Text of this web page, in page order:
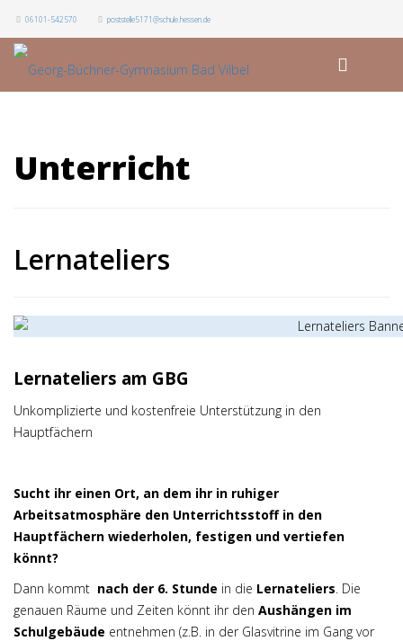
06101-542570 poststelle5171@schule.hessen.de
Unterricht
Lernateliers
Lernateliers am GBG
Unkomplizierte und kostenfreie Unterstützung in den
Hauptfächern
Sucht ihr einen Ort, an dem ihr in ruhiger
Arbeitsatmosphäre den Unterrichtsstoff in den
Hauptfächern wiederholen, festigen und vertiefen
könnt?
Dann kommt nach der 6. Stunde in die Lernateliers. Die
genauen Räume und Zeiten könnt ihr den Aushängen im
Schulgebäude entnehmen (z.B. in der Glasvitrine im Gang vor